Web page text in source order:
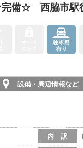
完備☆ 西脇市駅
設備・周辺情報など
内 訳